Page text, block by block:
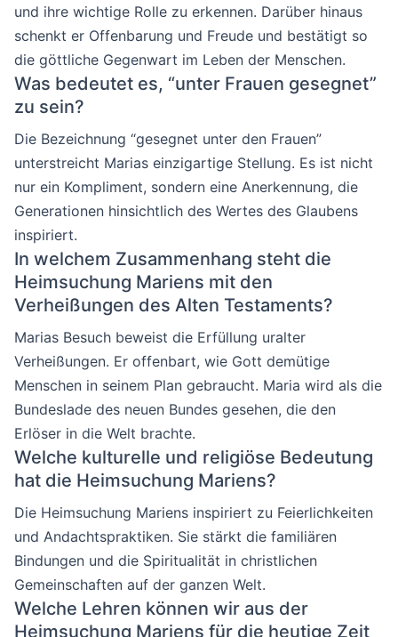
und ihre wichtige Rolle zu erkennen. Darüber hinaus
schenkt er Offenbarung und Freude und bestätigt so
die göttliche Gegenwart im Leben der Menschen.
Was bedeutet es, “unter Frauen gesegnet”
zu sein?
Die Bezeichnung “gesegnet unter den Frauen”
unterstreicht Marias einzigartige Stellung. Es ist nicht
nur ein Kompliment, sondern eine Anerkennung, die
Generationen hinsichtlich des Wertes des Glaubens
inspiriert.
In welchem Zusammenhang steht die
Heimsuchung Mariens mit den
Verheißungen des Alten Testaments?
Marias Besuch beweist die Erfüllung uralter
Verheißungen. Er offenbart, wie Gott demütige
Menschen in seinem Plan gebraucht. Maria wird als die
Bundeslade des neuen Bundes gesehen, die den
Erlöser in die Welt brachte.
Welche kulturelle und religiöse Bedeutung
hat die Heimsuchung Mariens?
Die Heimsuchung Mariens inspiriert zu Feierlichkeiten
und Andachtspraktiken. Sie stärkt die familiären
Bindungen und die Spiritualität in christlichen
Gemeinschaften auf der ganzen Welt.
Welche Lehren können wir aus der
Heimsuchung Mariens für die heutige Zeit